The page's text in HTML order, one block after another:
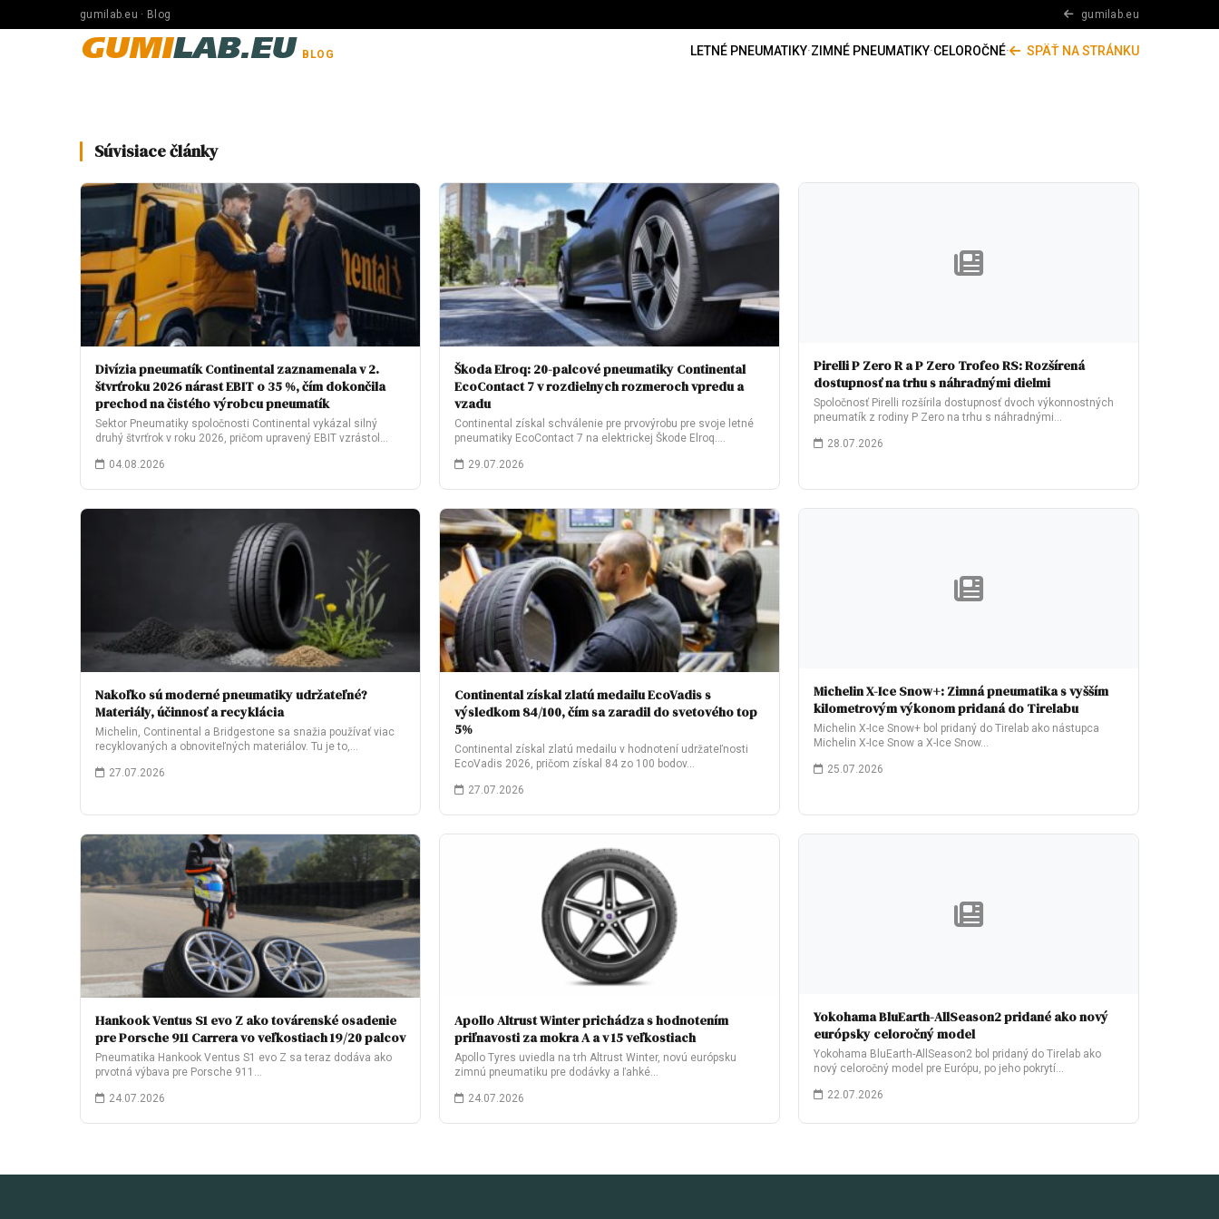
gumilab.eu · Blog gumilab.eu
GUMILAB.EU BLOG LETNÉ PNEUMATIKY·ZIMNÉ PNEUMATIKY·CELOROČNÉ· SPÄŤ NA STRÁNKU
Súvisiace články
Divízia pneumatík Continental zaznamenala v 2.
štvrťroku 2026 nárast EBIT o 35 %, čím dokončila
prechod na čistého výrobcu pneumatík
Sektor Pneumatiky spoločnosti Continental vykázal silný
druhý štvrťrok v roku 2026, pričom upravený EBIT vzrástol…
04.08.2026
Škoda Elroq: 20-palcové pneumatiky Continental
EcoContact 7 v rozdielnych rozmeroch vpredu a
vzadu
Continental získal schválenie pre prvovýrobu pre svoje letné
pneumatiky EcoContact 7 na elektrickej Škode Elroq.…
29.07.2026
Pirelli P Zero R a P Zero Trofeo RS: Rozšírená
dostupnosť na trhu s náhradnými dielmi
Spoločnosť Pirelli rozšírila dostupnosť dvoch výkonnostných
pneumatík z rodiny P Zero na trhu s náhradnými…
28.07.2026
Nakoľko sú moderné pneumatiky udržateľné?
Materiály, účinnosť a recyklácia
Michelin, Continental a Bridgestone sa snažia používať viac
recyklovaných a obnoviteľných materiálov. Tu je to,…
27.07.2026
Continental získal zlatú medailu EcoVadis s
výsledkom 84/100, čím sa zaradil do svetového top
5%
Continental získal zlatú medailu v hodnotení udržateľnosti
EcoVadis 2026, pričom získal 84 zo 100 bodov…
27.07.2026
Michelin X-Ice Snow+: Zimná pneumatika s vyšším
kilometrovým výkonom pridaná do Tirelabu
Michelin X-Ice Snow+ bol pridaný do Tirelab ako nástupca
Michelin X-Ice Snow a X-Ice Snow…
25.07.2026
Hankook Ventus S1 evo Z ako továrenské osadenie
pre Porsche 911 Carrera vo veľkostiach 19/20 palcov
Pneumatika Hankook Ventus S1 evo Z sa teraz dodáva ako
prvotná výbava pre Porsche 911…
24.07.2026
Apollo Altrust Winter prichádza s hodnotením
priľnavosti za mokra A a v 15 veľkostiach
Apollo Tyres uviedla na trh Altrust Winter, novú európsku
zimnú pneumatiku pre dodávky a ľahké…
24.07.2026
Yokohama BluEarth-AllSeason2 pridané ako nový
európsky celoročný model
Yokohama BluEarth-AllSeason2 bol pridaný do Tirelab ako
nový celoročný model pre Európu, po jeho pokrytí…
22.07.2026